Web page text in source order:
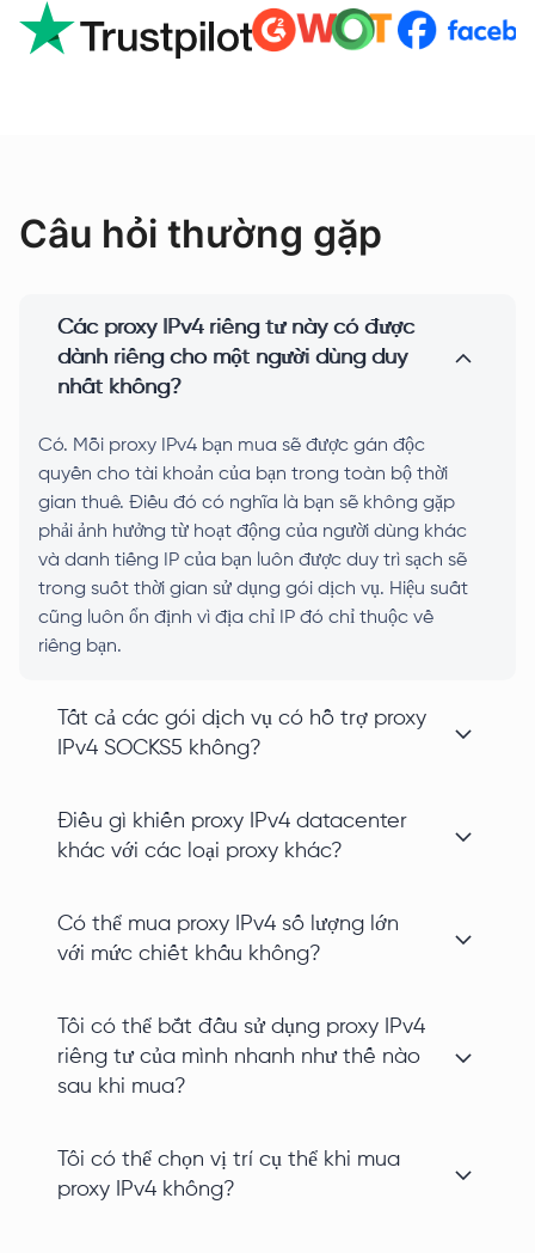
Câu hỏi thường gặp
Các proxy IPv4 riêng tư này có được
dành riêng cho một người dùng duy
nhất không?
Có. Mỗi proxy IPv4 bạn mua sẽ được gán độc
quyền cho tài khoản của bạn trong toàn bộ thời
gian thuê. Điều đó có nghĩa là bạn sẽ không gặp
phải ảnh hưởng từ hoạt động của người dùng khác
và danh tiếng IP của bạn luôn được duy trì sạch sẽ
trong suốt thời gian sử dụng gói dịch vụ. Hiệu suất
cũng luôn ổn định vì địa chỉ IP đó chỉ thuộc về
riêng bạn.
Tất cả các gói dịch vụ có hỗ trợ proxy
IPv4 SOCKS5 không?
Điều gì khiến proxy IPv4 datacenter
khác với các loại proxy khác?
Có thể mua proxy IPv4 số lượng lớn
với mức chiết khấu không?
Tôi có thể bắt đầu sử dụng proxy IPv4
riêng tư của mình nhanh như thế nào
sau khi mua?
Tôi có thể chọn vị trí cụ thể khi mua
proxy IPv4 không?